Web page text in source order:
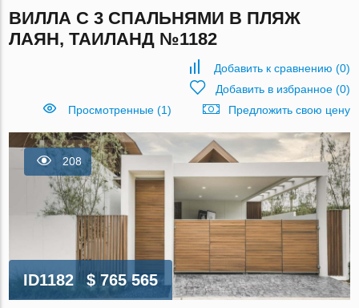
ВИЛЛА С 3 СПАЛЬНЯМИ В ПЛЯЖ
ЛАЯН, ТАИЛАНД №1182
Добавить к сравнению (0)
Добавить в избранное(0)
Просмотренные (1)
Предложить свою цену
208
ID1182 $ 765 565